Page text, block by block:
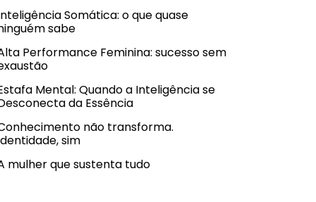
Somática: o que quase
sabe
Performance Feminina: sucesso sem
Mental: Quando a Inteligência se
da Essência
não transforma.
sim
mulher que sustenta tudo